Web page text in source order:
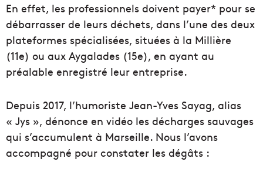
En effet, les professionnels doivent payer* pour se
débarrasser de leurs déchets, dans l’une des deux
plateformes spécialisées, situées à la Millière
(11e) ou aux Aygalades (15e), en ayant au
préalable enregistré leur entreprise.
Depuis 2017, l’humoriste Jean-Yves Sayag, alias
« Jys », dénonce en vidéo les décharges sauvages
qui s’accumulent à Marseille. Nous l’avons
accompagné pour constater les dégâts :